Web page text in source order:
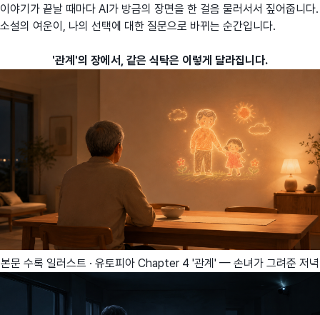
이야기가 끝날 때마다 AI가 방금의 장면을 한 걸음 물러서서 짚어줍니다.
소설의 여운이, 나의 선택에 대한 질문으로 바뀌는 순간입니다.
'관계'의 장에서, 같은 식탁은 이렇게 달라집니다.
본문 수록 일러스트 · 유토피아 Chapter 4 '관계' — 손녀가 그려준 저녁